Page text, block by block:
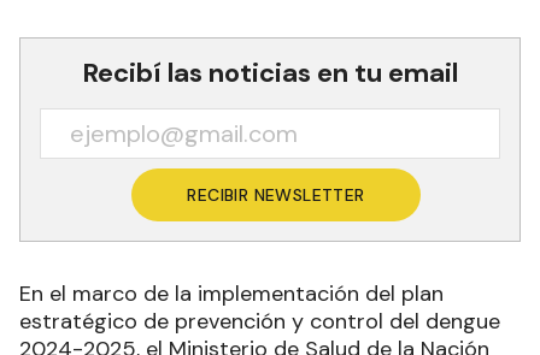
Recibí las noticias en tu email
RECIBIR NEWSLETTER
En el marco de la implementación del plan
estratégico de prevención y control del dengue
2024-2025, el Ministerio de Salud de la Nación